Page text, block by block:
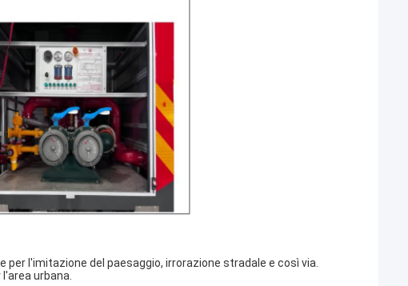
l'imitazione del paesaggio, irrorazione stradale e così via.
urbana.